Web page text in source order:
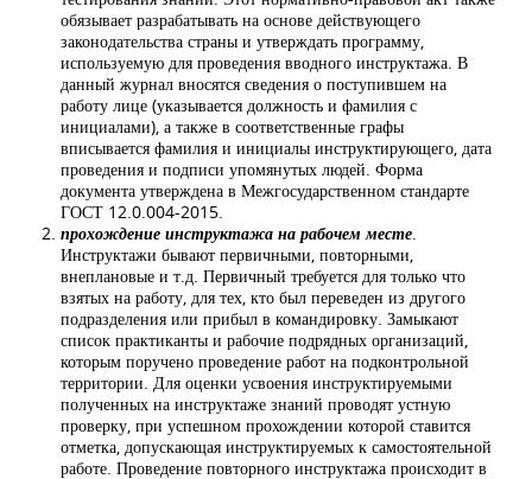
обязывает разрабатывать на основе действующего
законодательства страны и утверждать программу,
используемую для проведения вводного инструктажа. В
данный журнал вносятся сведения ο поступившем на
работу лице (указывается должность и фамилия с
инициалами), а также в соответственные графы
вписывается фамилия и инициалы инструктирующего, дата
проведения и подписи упомянутых людей. Форма
документа утверждена в Межгосударственном стандарте
ГОСТ 12.0.004-2015.
прохождение инструктажа на рабочем месте.
Инструктажи бывают первичными, повторными,
внеплановые и т.д. Первичный требуется для только что
взятых на работу, для тех, кто был переведен из другого
подразделения или прибыл в командировку. Замыкают
список практиканты и рабочие подрядных организаций,
которым поручено проведение работ на подконтрольной
территории. Для оценки усвоения инструктируемыми
полученных на инструктаже знаний проводят устную
проверку, при успешном прохождении которой ставится
отметка, допускающая инструктируемых к самостоятельной
работе. Проведение повторного инструктажа происходит в